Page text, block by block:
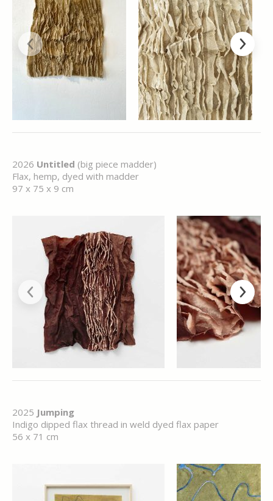
2026 Untitled (big piece madder)
Flax, hemp, dyed with madder
97 x 75 x 9 cm
2025 Jumping
Indigo dipped flax thread in weld dyed flax paper
56 x 71 cm